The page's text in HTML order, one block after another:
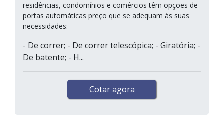
residências, condomínios e comércios têm opções de
portas automáticas preço que se adequam às suas
necessidades:
- De correr; - De correr telescópica; - Giratória; -
De batente; - H...
Cotar agora